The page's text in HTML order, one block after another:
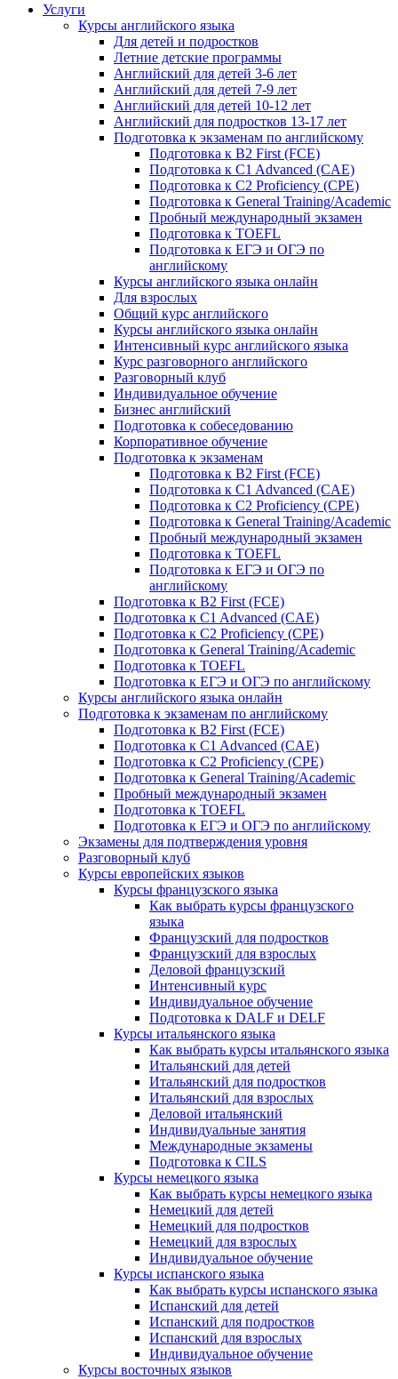
Услуги
Курсы английского языка
Для детей и подростков
Летние детские программы
Английский для детей 3-6 лет
Английский для детей 7-9 лет
Английский для детей 10-12 лет
Английский для подростков 13-17 лет
Подготовка к экзаменам по английскому
Подготовка к B2 First (FCE)
Подготовка к C1 Advanced (CAE)
Подготовка к C2 Proficiency (CPE)
Подготовка к General Training/Academic
Пробный международный экзамен
Подготовка к TOEFL
Подготовка к ЕГЭ и ОГЭ по
английскому
Курсы английского языка онлайн
Для взрослых
Общий курс английского
Курсы английского языка онлайн
Интенсивный курс английского языка
Курс разговорного английского
Разговорный клуб
Индивидуальное обучение
Бизнес английский
Подготовка к собеседованию
Корпоративное обучение
Подготовка к экзаменам
Подготовка к B2 First (FCE)
Подготовка к C1 Advanced (CAE)
Подготовка к C2 Proficiency (CPE)
Подготовка к General Training/Academic
Пробный международный экзамен
Подготовка к TOEFL
Подготовка к ЕГЭ и ОГЭ по
английскому
Подготовка к B2 First (FCE)
Подготовка к C1 Advanced (CAE)
Подготовка к C2 Proficiency (CPE)
Подготовка к General Training/Academic
Подготовка к TOEFL
Подготовка к ЕГЭ и ОГЭ по английскому
Курсы английского языка онлайн
Подготовка к экзаменам по английскому
Подготовка к B2 First (FCE)
Подготовка к C1 Advanced (CAE)
Подготовка к C2 Proficiency (CPE)
Подготовка к General Training/Academic
Пробный международный экзамен
Подготовка к TOEFL
Подготовка к ЕГЭ и ОГЭ по английскому
Экзамены для подтверждения уровня
Разговорный клуб
Курсы европейских языков
Курсы французского языка
Как выбрать курсы французского
языка
Французский для подростков
Французский для взрослых
Деловой французский
Интенсивный курс
Индивидуальное обучение
Подготовка к DALF и DELF
Курсы итальянского языка
Как выбрать курсы итальянского языка
Итальянский для детей
Итальянский для подростков
Итальянский для взрослых
Деловой итальянский
Индивидуальные занятия
Международные экзамены
Подготовка к CILS
Курсы немецкого языка
Как выбрать курсы немецкого языка
Немецкий для детей
Немецкий для подростков
Немецкий для взрослых
Индивидуальное обучение
Курсы испанского языка
Как выбрать курсы испанского языка
Испанский для детей
Испанский для подростков
Испанский для взрослых
Индивидуальное обучение
Курсы восточных языков